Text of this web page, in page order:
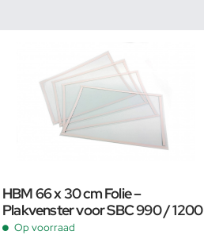
HBM 66 x 30 cm Folie –
Plakvenster voor SBC 990 / 1200
Op voorraad